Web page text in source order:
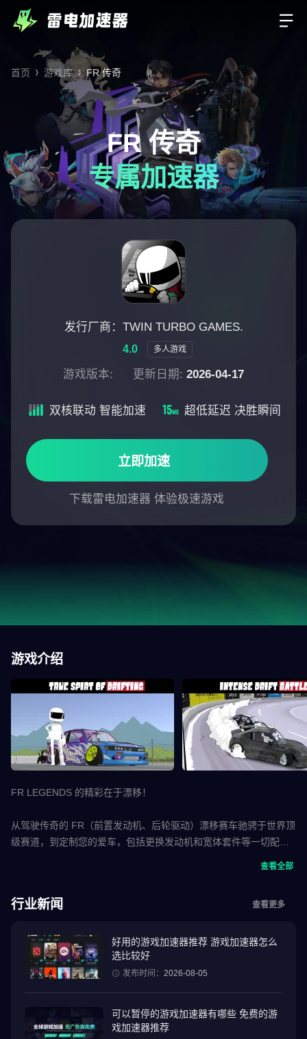
首页 游戏库 FR 传奇
FR 传奇
专属加速器
发行厂商：TWIN TURBO GAMES.
4.0 多人游戏
游戏版本: 更新日期: 2026-04-17
立即加速
下载雷电加速器 体验极速游戏
双核联动 智能加速 超低延迟 决胜瞬间
游戏介绍
FR LEGENDS 的精彩在于漂移！
从驾驶传奇的 FR（前置发动机、后轮驱动）漂移赛车驰骋于世界顶
级赛道，到定制您的爱车，包括更换发动机和宽体套件等一切配
于真实赛事评分规则的独特评分系统。
快来 FR LEGENDS 体验漂移精神和赛车文化吧！
查看全部
行业新闻 查看更多
好用的游戏加速器推荐 游戏加速器怎么
选比较好
发布时间： 2026-08-05
可以暂停的游戏加速器有哪些 免费的游
戏加速器推荐